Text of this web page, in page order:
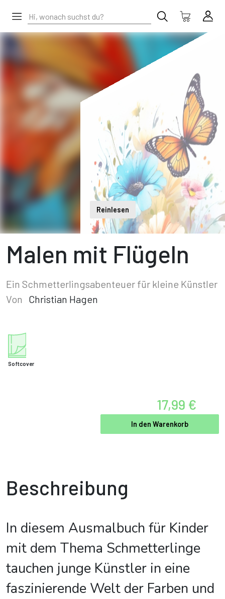
Reinlesen
Malen mit Flügeln
Ein Schmetterlingsabenteuer für kleine Künstler
Von
Christian Hagen
Softcover
17,99 €
In den Warenkorb
Beschreibung
In diesem Ausmalbuch für Kinder
mit dem Thema Schmetterlinge
tauchen junge Künstler in eine
faszinierende Welt der Farben und